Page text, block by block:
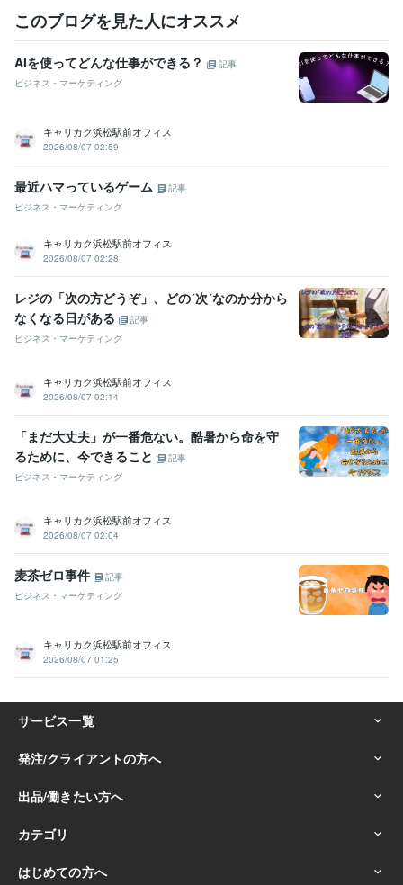
YouTube運用 Twitter運用 Webマーケティング
動画マーケティング
SNSマーケティング
SNSコンサル
動画集客
このブログを見た人にオススメ
AIを使ってどんな仕事ができる？
記事
ビジネス・マーケティング
キャリカク浜松駅前オフィス
2026/08/07 02:59
最近ハマっているゲーム
記事
ビジネス・マーケティング
キャリカク浜松駅前オフィス
2026/08/07 02:28
レジの「次の方どうぞ」、どの´次´なのか分から
なくなる日がある
記事
ビジネス・マーケティング
キャリカク浜松駅前オフィス
2026/08/07 02:14
「まだ大丈夫」が一番危ない。酷暑から命を守
るために、今できること
記事
ビジネス・マーケティング
キャリカク浜松駅前オフィス
2026/08/07 02:04
麦茶ゼロ事件
記事
ビジネス・マーケティング
キャリカク浜松駅前オフィス
2026/08/07 01:25